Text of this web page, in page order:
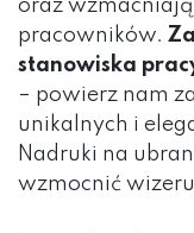
oraz
pracowników.
stanowiska
– powierz nam
unikalnych i
Nadruki na
wzmocnić